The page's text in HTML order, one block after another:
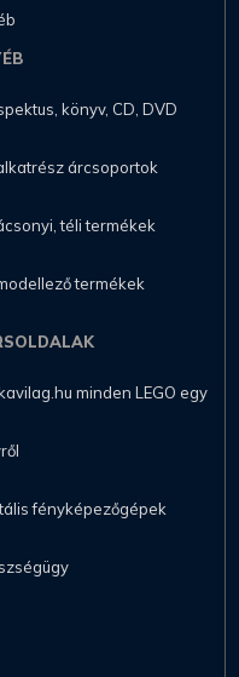
könyv, CD, DVD
árcsoportok
téli termékek
termékek
minden LEGO egy
fényképezőgépek